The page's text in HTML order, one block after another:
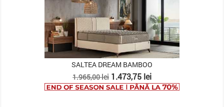
SALTEA DREAM BAMBOO
Pret
de
1.965,00 lei Pret
1.473,75 lei